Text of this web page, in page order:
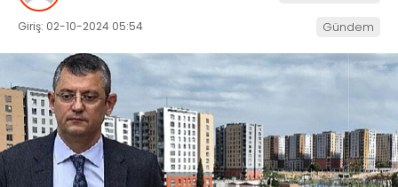
Giriş: 02-10-2024 05:54 Gündem